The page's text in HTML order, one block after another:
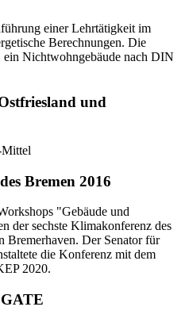
einer Lehrtätigkeit im
Berechnungen. Die
Nichtwohngebäude nach DIN
und
Bremen 2016
"Gebäude und
der sechste Klimakonferenz des
Bremerhaven. Der Senator für
die Konferenz mit dem
2020.